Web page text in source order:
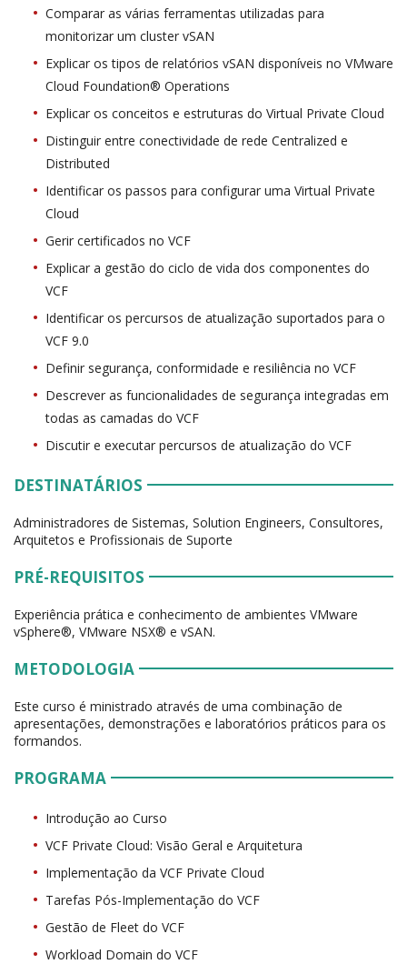
Comparar as várias ferramentas utilizadas para
monitorizar um cluster vSAN
Explicar os tipos de relatórios vSAN disponíveis no VMware
Cloud Foundation® Operations
Explicar os conceitos e estruturas do Virtual Private Cloud
Distinguir entre conectividade de rede Centralized e
Distributed
Identificar os passos para configurar uma Virtual Private
Cloud
Gerir certificados no VCF
Explicar a gestão do ciclo de vida dos componentes do
VCF
Identificar os percursos de atualização suportados para o
VCF 9.0
Definir segurança, conformidade e resiliência no VCF
Descrever as funcionalidades de segurança integradas em
todas as camadas do VCF
Discutir e executar percursos de atualização do VCF
DESTINATÁRIOS
Administradores de Sistemas, Solution Engineers, Consultores,
Arquitetos e Profissionais de Suporte
PRÉ-REQUISITOS
Experiência prática e conhecimento de ambientes VMware
vSphere®, VMware NSX® e vSAN.
METODOLOGIA
Este curso é ministrado através de uma combinação de
apresentações, demonstrações e laboratórios práticos para os
formandos.
PROGRAMA
Introdução ao Curso
VCF Private Cloud: Visão Geral e Arquitetura
Implementação da VCF Private Cloud
Tarefas Pós-Implementação do VCF
Gestão de Fleet do VCF
Workload Domain do VCF